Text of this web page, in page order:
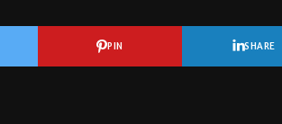
PIN SHARE